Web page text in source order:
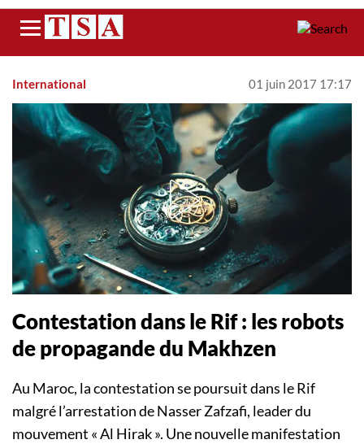
Menu
International 01 juin 2017 17:17
Contestation dans le Rif : les robots
de propagande du Makhzen
Au Maroc, la contestation se poursuit dans le Rif
malgré l’arrestation de Nasser Zafzafi, leader du
mouvement « Al Hirak ». Une nouvelle manifestation